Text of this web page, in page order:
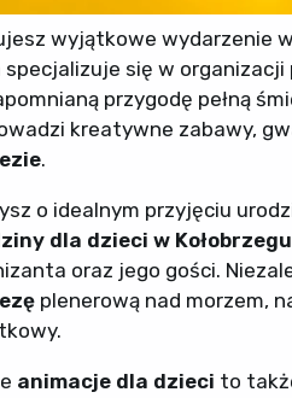
wyjątkowe wydarzenie w
specjalizuje się w
przygodę pełną
kreatywne zabawy,
.
o idealnym przyjęciu
dla dzieci w Kołobrzegu
oraz jego gości.
plenerową nad morzem,
animacje dla dzieci to